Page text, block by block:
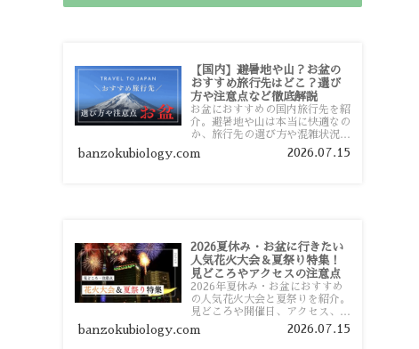
【国内】避暑地や山？お盆の
おすすめ旅行先はどこ？選び
方や注意点など徹底解説
お盆におすすめの国内旅行先を紹
介。避暑地や山は本当に快適なの
か、旅行先の選び方や混雑状況、
注意点、比較的混雑を避けやすい
おすすめスポットまで旅行前に役
banzokubiology.com 2026.07.15
2026夏休み・お盆に行きたい
人気花火大会＆夏祭り特集！
見どころやアクセスの注意点
2026年夏休み・お盆におすすめ
の人気花火大会と夏祭りを紹介。
見どころや開催日、アクセス、混
雑対策、旅行前に知っておきたい
注意点をわかりやすく解説しま
banzokubiology.com 2026.07.15